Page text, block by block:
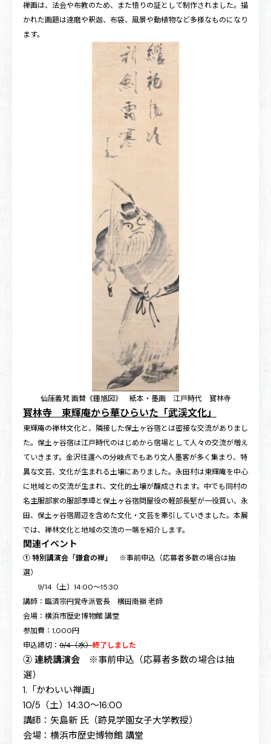
禅画は、法会や布教のため、また悟りの証として制作されました。描
かれた画題は達磨や釈迦、布袋、風景や動植物など多様なものになり
ます。
仙厓義梵 画賛《鍾馗図》 紙本・墨画 江戸時代 寳林寺
寳林寺 東輝庵から華ひらいた「武渓文化」
東輝庵の禅林文化と、隣接した保土ヶ谷宿とは密接な交流がありまし
た。保土ヶ谷宿は江戸時代のはじめから宿場として人々の交流が増え
ていきます。金沢往還への分岐点でもあり文人墨客が多く集まり、特
異な文芸、文化が生まれる土壌にありました。永田村は東輝庵を中心
に地域との交流が生まれ、文化的土壌が醸成されます。中でも同村の
名主服部家の服部季璋と保土ヶ谷宿問屋役の軽部長堅が一役買い、永
田、保土ヶ谷宿周辺を含めた文化・文芸を牽引していきました。本展
では、禅林文化と地域の交流の一端を紹介します。
関連イベント
① 特別講演会「鎌倉の禅」
※事前申込（応募者多数の場合は抽
選）
9/14（土）14:00～15:30
講師：臨済宗円覚寺派管長 横田南嶺 老師
会場：横浜市歴史博物館 講堂
参加費：1,000円
申込締切：9/4（水）終了しました
② 連続講演会※事前申込（応募者多数の場合は抽
選）
1.「かわいい禅画」
10/5（土）14:30～16:00
講師：矢島新 氏（跡見学園女子大学教授）
会場：横浜市歴史博物館 講堂